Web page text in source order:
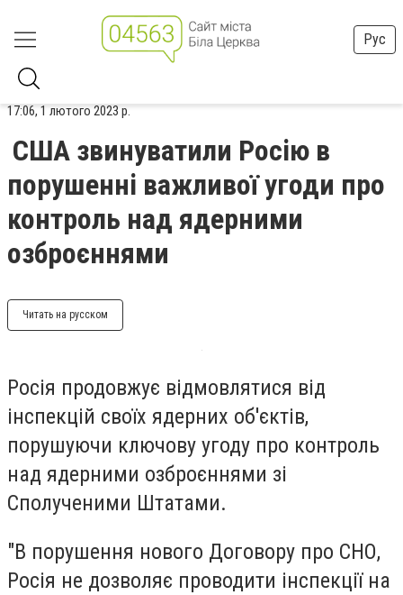
Рус
17:06, 1 лютого 2023 р.
США звинуватили Росію в
порушенні важливої угоди про
контроль над ядерними
озброєннями
Читать на русском
Росія продовжує відмовлятися від
інспекцій своїх ядерних об'єктів,
порушуючи ключову угоду про контроль
над ядерними озброєннями зі
Сполученими Штатами.
"В порушення нового Договору про СНО,
Росія не дозволяє проводити інспекції на